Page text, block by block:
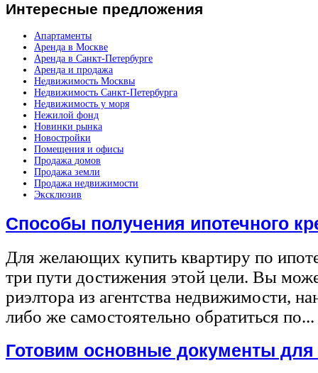
Интересные предложения
Апартаменты
Аренда в Москве
Аренда в Санкт-Петербурге
Аренда и продажа
Недвижимость Москвы
Недвижимость Санкт-Петербурга
Недвижимость у моря
Нежилой фонд
Новинки рынка
Новостройки
Помещения и офисы
Продажа домов
Продажа земли
Продажа недвижимости
Эксклюзив
Способы получения ипотечного
Для желающих купить квартиру по
три пути достижения этой цели. Вы
риэлтора из агентства недвижимости,
либо же самостоятельно обратиться по...
Готовим основные документы